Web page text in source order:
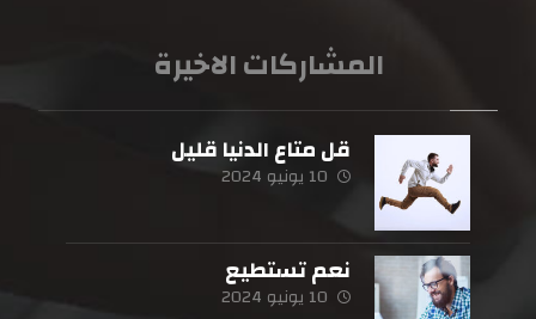
المشاركات الاخيرة
قل متاع الدنيا قليل
10 يونيو 2024
نعم تستطيع
10 يونيو 2024